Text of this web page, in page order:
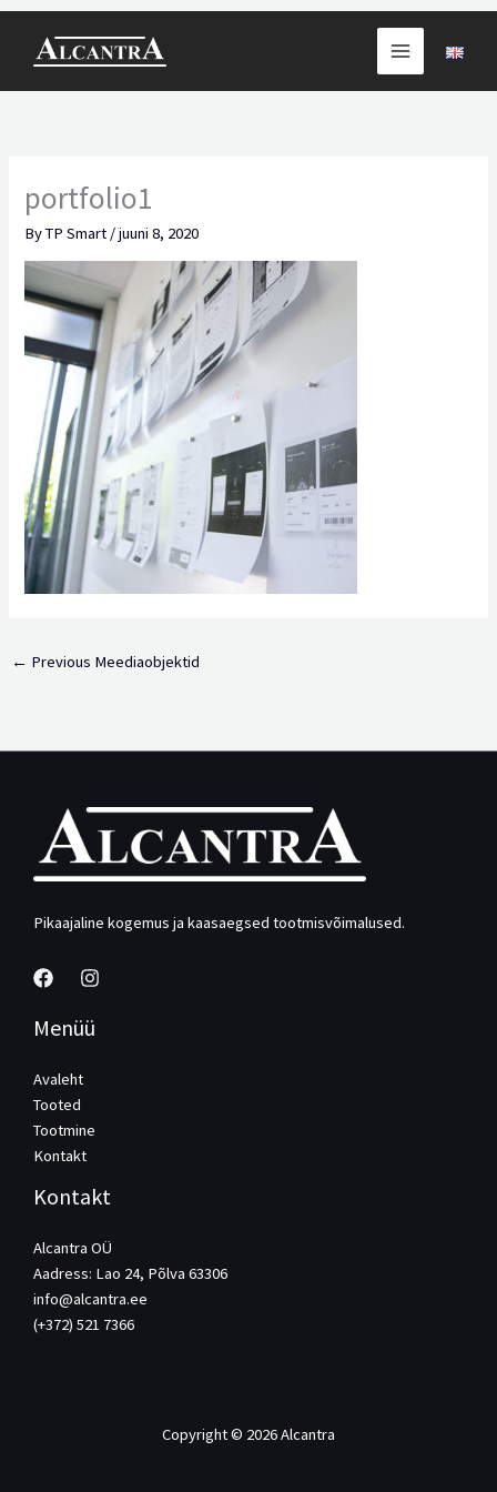
content
portfolio1
ByTP Smart /juuni 8, 2020
← Previous Meediaobjektid
Pikaajaline kogemus ja kaasaegsed tootmisvõimalused.
Menüü
Avaleht
Tooted
Tootmine
Kontakt
Kontakt
Alcantra OÜ
Aadress: Lao 24, Põlva 63306
info@alcantra.ee
(+372) 521 7366
Copyright © 2026 Alcantra